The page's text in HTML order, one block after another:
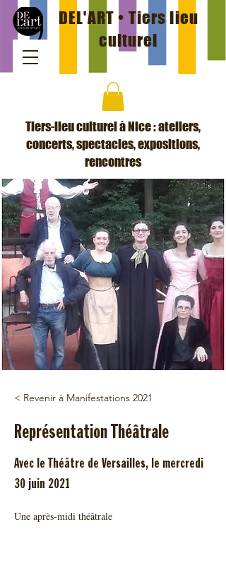
DEL'ART • Tiers lieu
culturel
Tiers-lieu culturel à Nice : ateliers,
concerts, spectacles, expositions,
rencontres
< Revenir à Manifestations 2021
Représentation Théâtrale
Avec le Théâtre de Versailles, le mercredi
30 juin 2021
Une après-midi théâtrale